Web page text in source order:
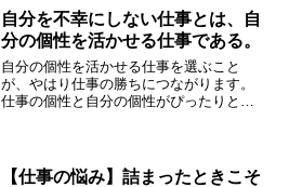
きで始めた仕事でさえ苦し...
自分を不幸にしない仕事とは、自
分の個性を活かせる仕事である。
自分の個性を活かせる仕事を選ぶこと
が、やはり仕事の勝ちにつながります。
仕事の個性と自分の個性がぴったりと一
にモテモテだとか、いろいろ...
【仕事の悩み】詰まったときこそ